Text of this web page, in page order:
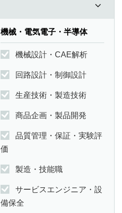
機械・電気電子・半導体
機械設計・CAE解析
回路設計・制御設計
生産技術・製造技術
商品企画・製品開発
品質管理・保証・実験評
価
製造・技能職
サービスエンジニア・設
備保全